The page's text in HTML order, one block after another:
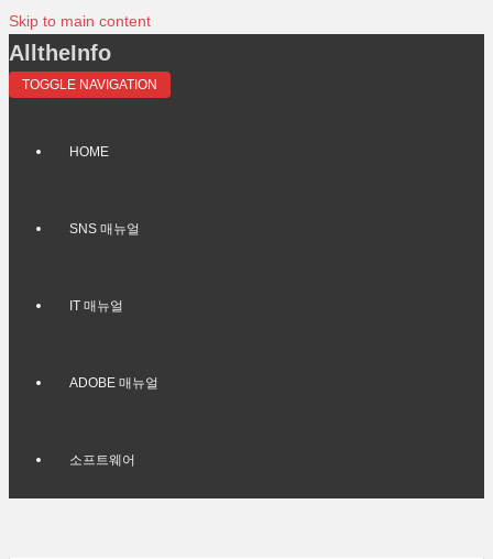
Skip to main content
AlltheInfo
TOGGLE NAVIGATION
HOME
SNS 매뉴얼
IT 매뉴얼
ADOBE 매뉴얼
소프트웨어